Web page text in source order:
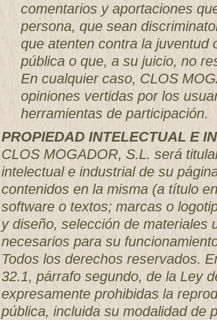
comentarios y aportaciones
persona, que sean
que atenten contra la juventud
pública o que, a su juicio, no
En cualquier caso, CLOS
opiniones vertidas por los
herramientas de participación.
PROPIEDAD INTELECTUAL E
CLOS MOGADOR, S.L. será
intelectual e industrial de su
contenidos en la misma (a título
software o textos; marcas o
y diseño, selección de materiales
necesarios para su
Todos los derechos reservados.
32.1, párrafo segundo, de la Ley
expresamente prohibidas la
pública, incluida su modalidad de